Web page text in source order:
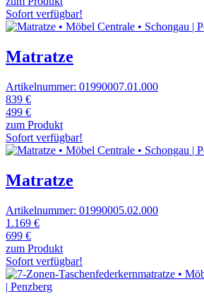
Sofort verfügbar!
Matratze
Artikelnummer: 01990007.01.000
839 €
499 €
zum Produkt
Sofort verfügbar!
Matratze
Artikelnummer: 01990005.02.000
1.169 €
699 €
zum Produkt
Sofort verfügbar!